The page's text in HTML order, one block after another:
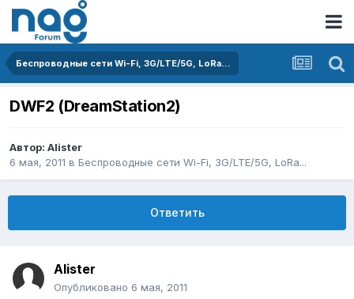
Беспроводные сети Wi-Fi, 3G/LTE/5G, LoRa...
DWF2 (DreamStation2)
Автор: Alister
6 мая, 2011 в Беспроводные сети Wi-Fi, 3G/LTE/5G, LoRa...
Ответить
Alister
Опубликовано 6 мая, 2011